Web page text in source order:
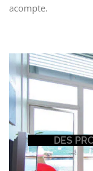
acompte.
DES